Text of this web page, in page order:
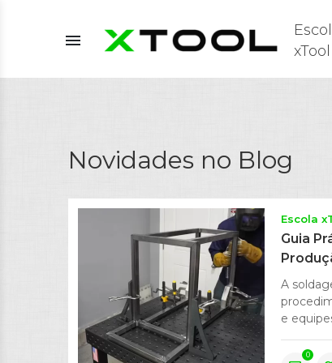
menu
xTool
Novidades no Blog
Escola
Guia
A
e
0